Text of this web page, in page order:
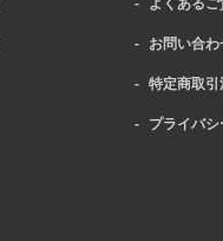
よくあるご
お問い合わ
特定商取引
プライバシ